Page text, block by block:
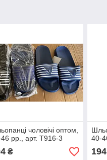
чоловічі оптом,
рр., арт. Т916-3
₴
40-
194